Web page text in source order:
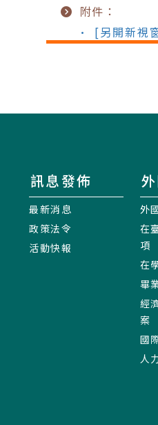
附件：
• [另開新視
訊息發佈
最新消息
政策法令
活動快報
外
在
項
在
畢
經
案
國
人